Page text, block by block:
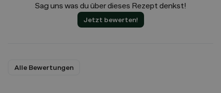
Sag uns was du über dieses Rezept denkst!
Jetzt bewerten!
Alle Bewertungen